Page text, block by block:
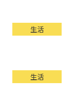
生活
生活